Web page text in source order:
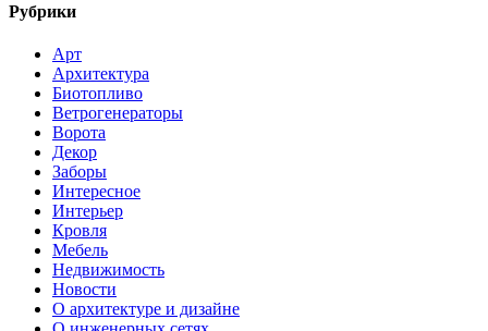
Рубрики
Арт
Архитектура
Биотопливо
Ветрогенераторы
Ворота
Декор
Заборы
Интересное
Интерьер
Кровля
Мебель
Недвижимость
Новости
О архитектуре и дизайне